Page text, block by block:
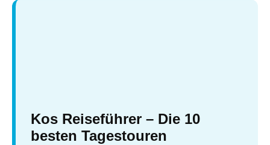
Kos Reiseführer – Die 10
besten Tagestouren